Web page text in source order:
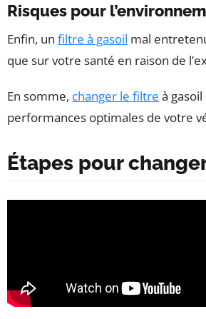
Risques pour
Enfin, un filtre à gasoil mal
que sur votre santé en raison de
En somme, changer le filtre à
performances optimales de votre
Étapes pour